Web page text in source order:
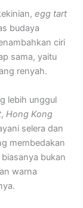
egg tart
budaya
ciri
sama, yaitu
renyah.
lebih unggul
,Hong Kong
selera dan
membedakan
bukan
warna